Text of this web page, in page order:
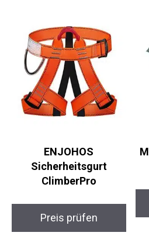
ENJOHOS
Sicherheitsgurt
ClimberPro
Preis prüfen